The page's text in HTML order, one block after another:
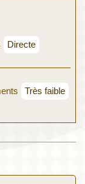
Directe
Très faible